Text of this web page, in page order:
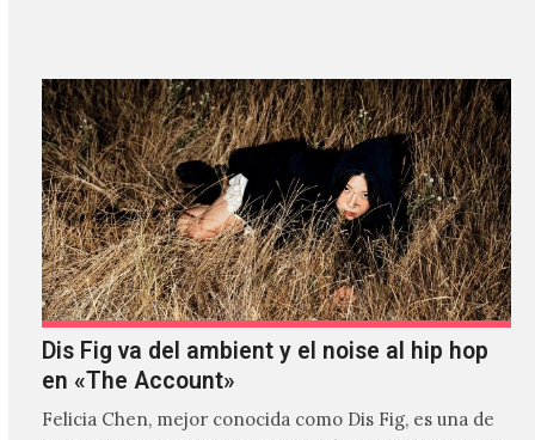
Dis Fig va del ambient y el noise al hip hop
en «The Account»
Felicia Chen, mejor conocida como Dis Fig, es una de